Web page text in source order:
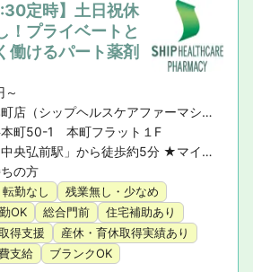
定時】土日祝休
！プライベートと
働けるパート薬剤
りんごのき薬局本町店（シップヘルスケアファーマシー株式会社）
本町50-1 本町フラット１F
弘南鉄道大鰐線「中央弘前駅」から徒歩約5分 ★マイカー通勤OK！
の方
転勤なし
残業無し・少なめ
OK 総合門前
住宅補助あり
得支援
産休・育休取得実績あり
支給 ブランクOK